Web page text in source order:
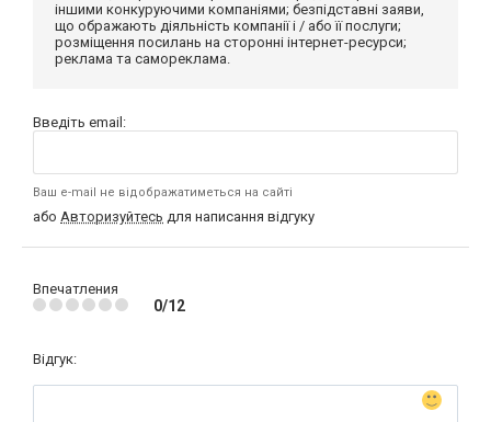
іншими конкуруючими компаніями; безпідставні заяви,
що ображають діяльність компанії і / або її послуги;
розміщення посилань на сторонні інтернет-ресурси;
реклама та самореклама.
Введіть email:
Ваш e-mail не відображатиметься на сайті
або Авторизуйтесь для написання відгуку
Впечатления
0/12
Відгук: